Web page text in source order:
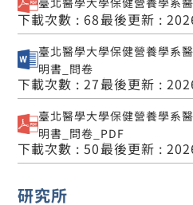
下載次數 : 68最後更新 :
臺北醫學大學保健營養學系
明書_問卷
下載次數 : 27最後更新 :
臺北醫學大學保健營養學系
明書_問卷_PDF
下載次數 : 50最後更新 :
研究所